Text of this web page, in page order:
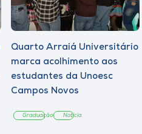
Quarto Arraiá Universitário
marca acolhimento aos
estudantes da Unoesc
Campos Novos
Graduação Notícia